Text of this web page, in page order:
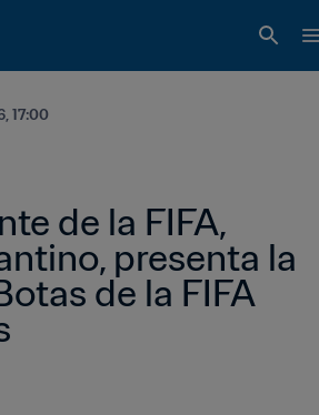
17:00
de la FIFA,
presenta la
de la FIFA